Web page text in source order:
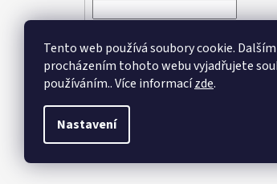
Tento web používá soubory cookie. Dalším
procházením tohoto webu vyjadřujete
používáním.. Více informacízde.
Nastavení
PŘIHLÁSIT SE
Copyright 2026